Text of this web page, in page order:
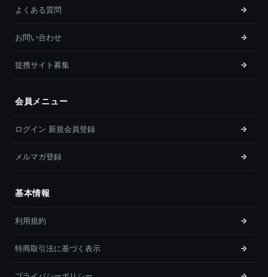
よくある質問
お問い合わせ
提携サイト募集
会員メニュー
ログイン 新規会員登録
メルマガ登録
基本情報
利用規約
特商取引法に基づく表示